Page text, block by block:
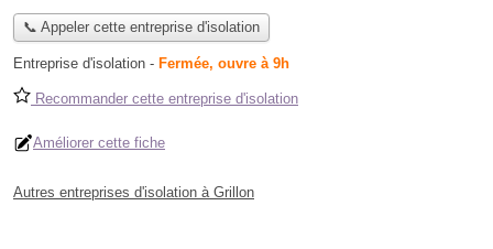
📞 Appeler cette entreprise d'isolation
Entreprise d'isolation - Fermée, ouvre à 9h
Recommander cette entreprise d'isolation
Améliorer cette fiche
Autres entreprises d'isolation à Grillon